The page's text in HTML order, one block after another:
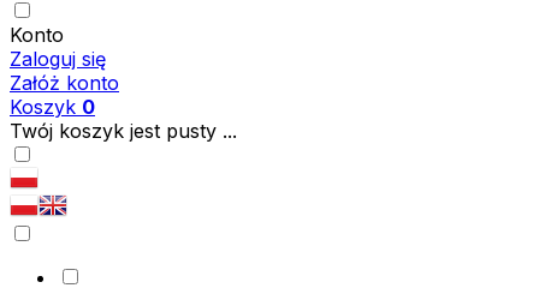
Konto
Zaloguj się
Załóż konto
Koszyk 0
Twój koszyk jest pusty ...